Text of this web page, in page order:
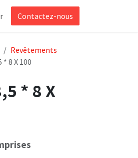
Contactez-nous
Revêtements
* 8 X 100
* 8 X